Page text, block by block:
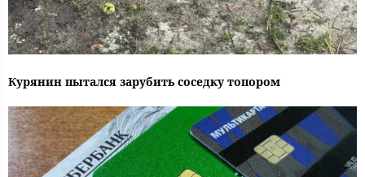
Курянин пытался зарубить соседку топором